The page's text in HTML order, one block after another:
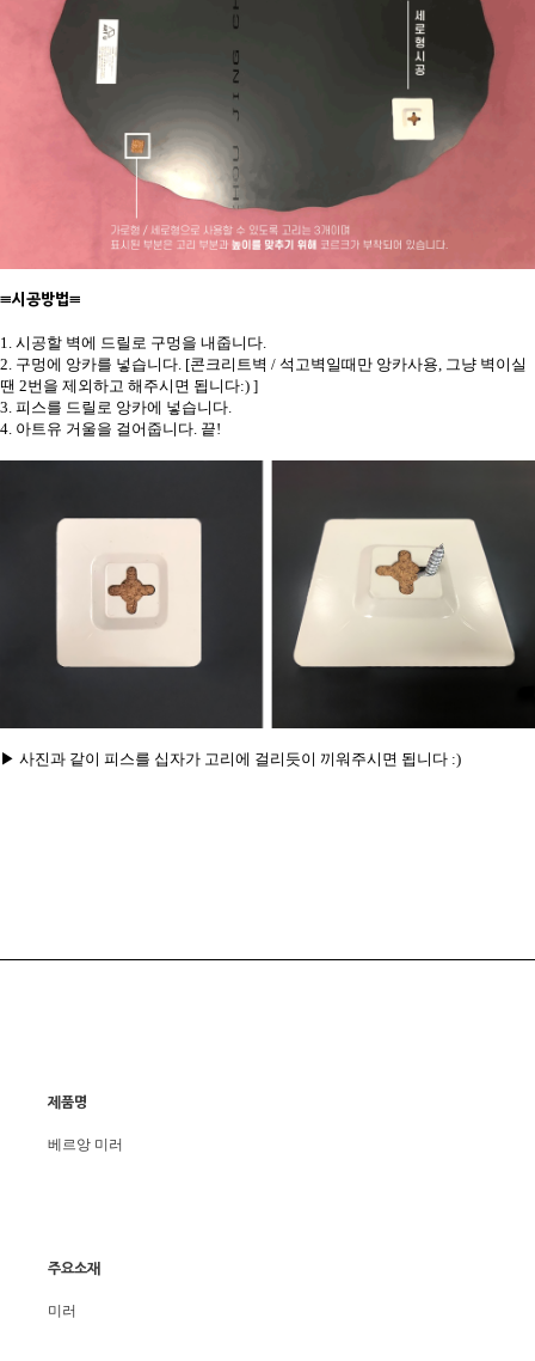
≡시공방법≡
1. 시공할 벽에 드릴로 구멍을 내줍니다.
2. 구멍에 앙카를 넣습니다. [콘크리트벽 / 석고벽일때만 앙카사용, 그냥 벽이실
땐 2번을 제외하고 해주시면 됩니다:) ]
3. 피스를 드릴로 앙카에 넣습니다.
4. 아트유 거울을 걸어줍니다. 끝!
▶ 사진과 같이 피스를 십자가 고리에 걸리듯이 끼워주시면 됩니다 :)
제품명
베르앙 미러
주요소재
미러